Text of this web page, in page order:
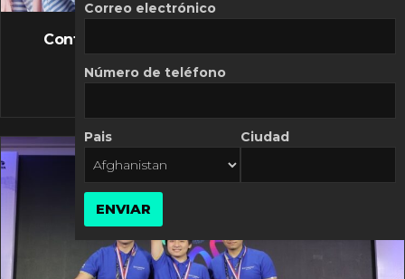
FLASH NEWS
Controversia de Mercado Libre por costos
10 MARZO, 2026
Correo electrónico
Número de teléfono
Pais Ciudad
ENVIAR